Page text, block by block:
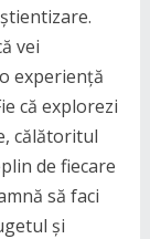
vei
experiență
că explorezi
călătoritul
de fiecare
să faci
și